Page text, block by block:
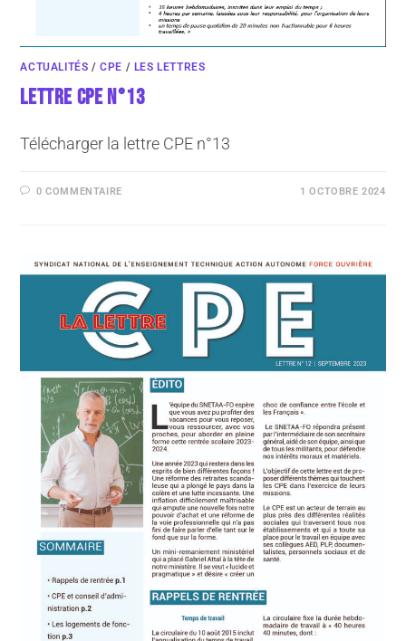
ACTUALITÉS /CPE / LES LETTRES
LETTRE CPE N°13
Télécharger la lettre CPE n°13
0 COMMENTAIRE 1 OCTOBRE 2024